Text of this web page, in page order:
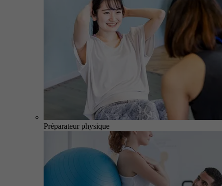
Préparateur physique